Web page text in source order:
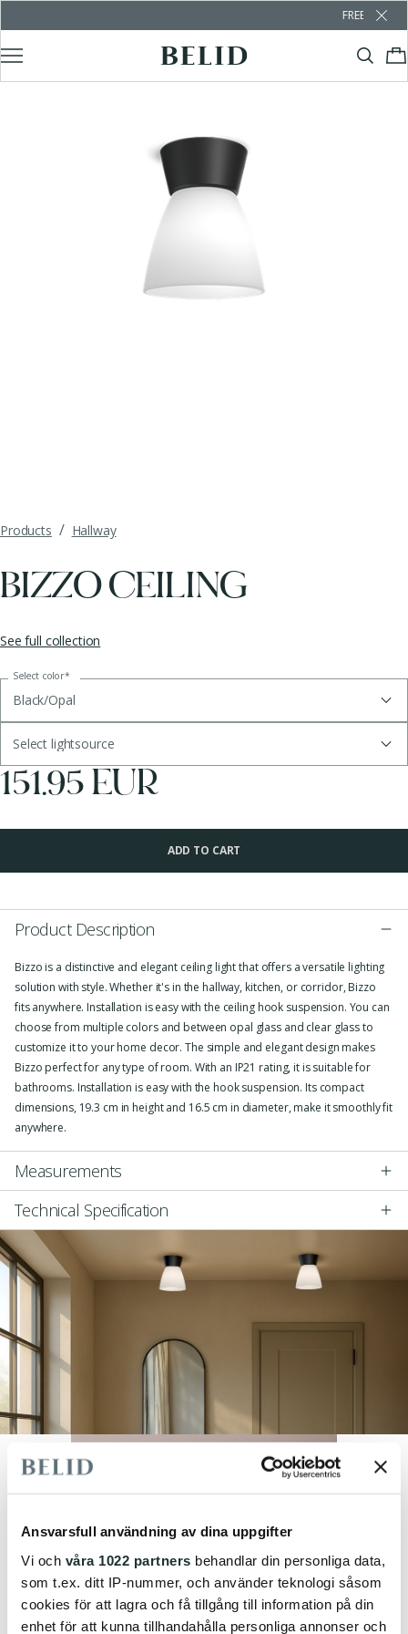
Ansvarsfull användning av dina uppgifter
Vi och våra 1022 partners behandlar din personliga data,
som t.ex. ditt IP-nummer, och använder teknologi såsom
cookies för att lagra och få tillgång till information på din
enhet för att kunna tillhandahålla personliga annonser och
FREE SHIPPING
Products / Hallway
BIZZO CEILING
See full collection
Select color*
Black/Opal
Select lightsource
151.95 EUR
ADD TO CART
Product Description
Bizzo is a distinctive and elegant ceiling light that offers a versatile lighting
solution with style. Whether it's in the hallway, kitchen, or corridor, Bizzo
fits anywhere. Installation is easy with the ceiling hook suspension. You can
choose from multiple colors and between opal glass and clear glass to
customize it to your home decor. The simple and elegant design makes
Bizzo perfect for any type of room. With an IP21 rating, it is suitable for
bathrooms. Installation is easy with the hook suspension. Its compact
dimensions, 19.3 cm in height and 16.5 cm in diameter, make it smoothly fit
anywhere.
Measurements
Technical Specification